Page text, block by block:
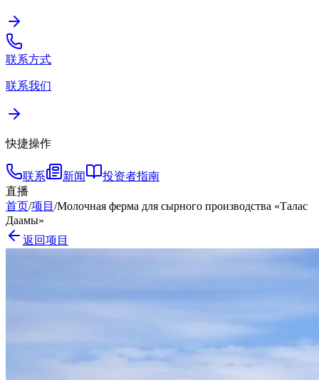
联系方式
联系我们
快捷操作
联系 新闻
投资者指南
直播
首页/项目 /Молочная ферма для сырного производства «Талас
Даамы»
返回项目